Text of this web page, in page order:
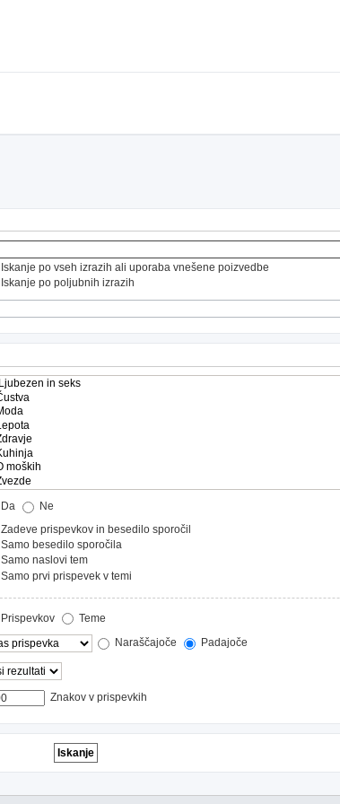
Iskanje po vseh izrazih ali uporaba vnešene poizvedbe
Iskanje po poljubnih izrazih
Da
Ne
Zadeve prispevkov in besedilo sporočil
Samo besedilo sporočila
Samo naslovi tem
Samo prvi prispevek v temi
Prispevkov
Teme
Naraščajoče Padajoče
Znakov v prispevkih